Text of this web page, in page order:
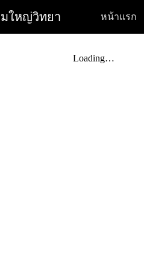
ใหญ่วิทยา หน้าแรก